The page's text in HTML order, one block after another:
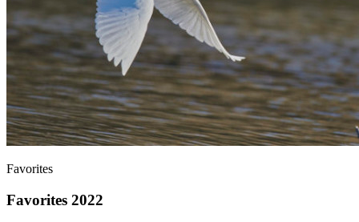
Favorites
Favorites 2022